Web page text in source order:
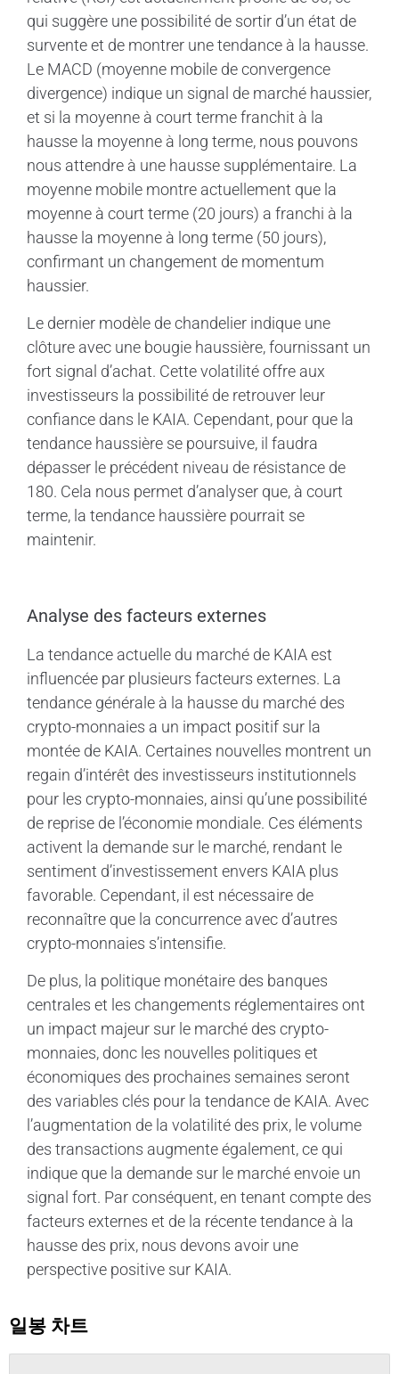
qui suggère une possibilité de sortir d’un état de
survente et de montrer une tendance à la hausse.
Le MACD (moyenne mobile de convergence
divergence) indique un signal de marché haussier,
et si la moyenne à court terme franchit à la
hausse la moyenne à long terme, nous pouvons
nous attendre à une hausse supplémentaire. La
moyenne mobile montre actuellement que la
moyenne à court terme (20 jours) a franchi à la
hausse la moyenne à long terme (50 jours),
confirmant un changement de momentum
haussier.
Le dernier modèle de chandelier indique une
clôture avec une bougie haussière, fournissant un
fort signal d’achat. Cette volatilité offre aux
investisseurs la possibilité de retrouver leur
confiance dans le KAIA. Cependant, pour que la
tendance haussière se poursuive, il faudra
dépasser le précédent niveau de résistance de
180. Cela nous permet d’analyser que, à court
terme, la tendance haussière pourrait se
maintenir.
Analyse des facteurs externes
La tendance actuelle du marché de KAIA est
influencée par plusieurs facteurs externes. La
tendance générale à la hausse du marché des
crypto-monnaies a un impact positif sur la
montée de KAIA. Certaines nouvelles montrent un
regain d’intérêt des investisseurs institutionnels
pour les crypto-monnaies, ainsi qu’une possibilité
de reprise de l’économie mondiale. Ces éléments
activent la demande sur le marché, rendant le
sentiment d’investissement envers KAIA plus
favorable. Cependant, il est nécessaire de
reconnaître que la concurrence avec d’autres
crypto-monnaies s’intensifie.
De plus, la politique monétaire des banques
centrales et les changements réglementaires ont
un impact majeur sur le marché des crypto-
monnaies, donc les nouvelles politiques et
économiques des prochaines semaines seront
des variables clés pour la tendance de KAIA. Avec
l’augmentation de la volatilité des prix, le volume
des transactions augmente également, ce qui
indique que la demande sur le marché envoie un
signal fort. Par conséquent, en tenant compte des
facteurs externes et de la récente tendance à la
hausse des prix, nous devons avoir une
perspective positive sur KAIA.
일봉 차트